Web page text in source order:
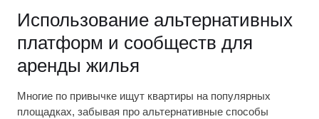
Использование альтернативных
платформ и сообществ для
аренды жилья
Многие по привычке ищут квартиры на популярных
площадках, забывая про альтернативные способы